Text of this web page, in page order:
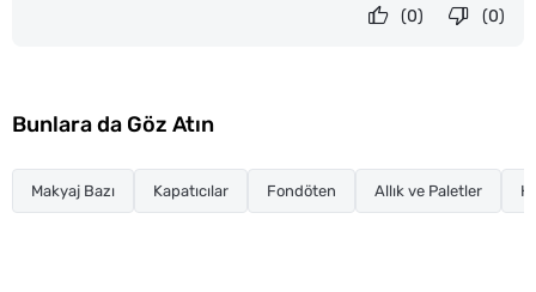
(0)
(0)
Bunlara da Göz Atın
Makyaj Bazı Kapatıcılar Fondöten Allık ve Paletler